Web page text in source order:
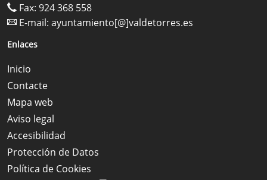
Fax: 924 368 558
E-mail: ayuntamiento[@]valdetorres.es
Enlaces
Inicio
Contacte
Mapa web
Aviso legal
Accesibilidad
Protección de Datos
Política de Cookies